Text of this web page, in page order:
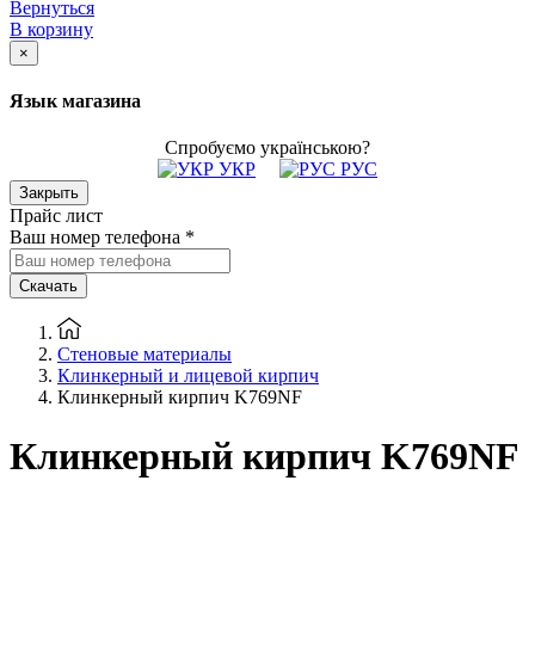
Вернуться
В корзину
×
Язык магазина
Спробуємо українською?
УКР
РУС
Закрыть
Прайс лист
Ваш номер телефона *
Скачать
Стеновые материалы
Клинкерный и лицевой кирпич
Клинкерный кирпич K769NF
Клинкерный кирпич K769NF